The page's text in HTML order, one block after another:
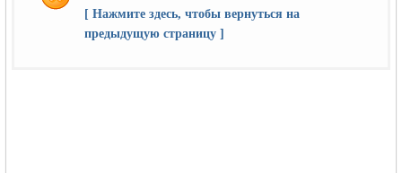
[ Нажмите здесь, чтобы вернуться на
предыдущую страницу ]